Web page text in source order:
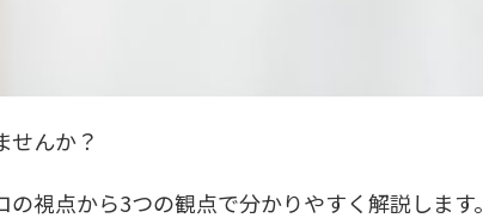
せんか？
視点から3つの観点で分かりやすく解説します。